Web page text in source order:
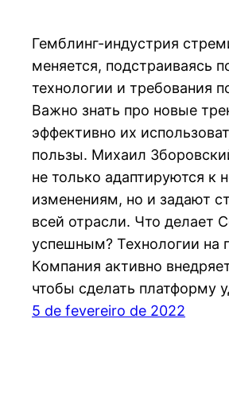
Гемблинг-индустрия
меняется, подстраиваясь
технологии и требования
Важно знать про новые
эффективно их
пользы. Михаил
не только адаптируются к
изменениям, но и задают
всей отрасли. Что делает
успешным? Технологии на
Компания активно
чтобы сделать платформу
5 de fevereiro de 2022